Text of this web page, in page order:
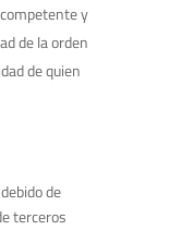
y
de la orden
de quien
de
terceros